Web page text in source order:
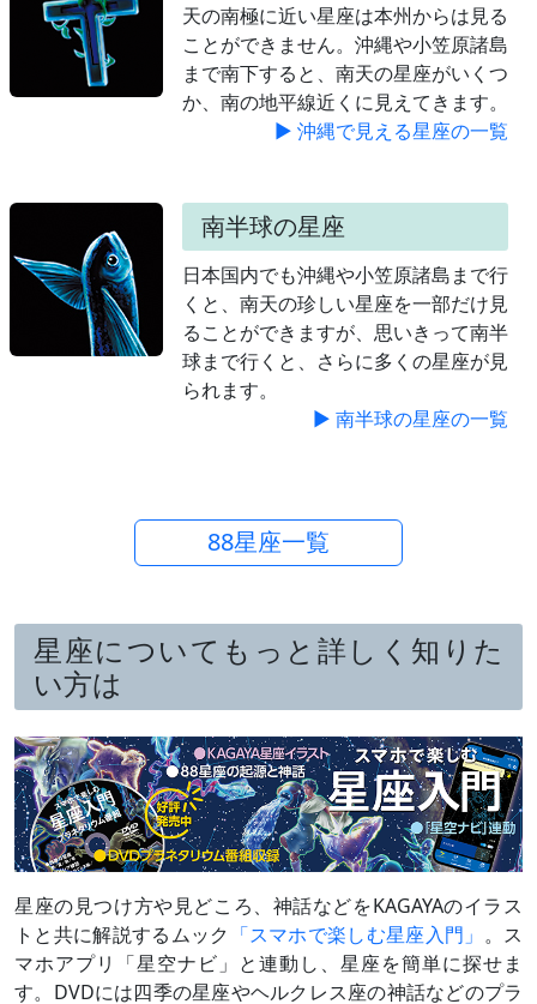
天の南極に近い星座は本州からは見る
ことができません。沖縄や小笠原諸島
まで南下すると、南天の星座がいくつ
か、南の地平線近くに見えてきます。
▶ 沖縄で見える星座の一覧
南半球の星座
日本国内でも沖縄や小笠原諸島まで行
くと、南天の珍しい星座を一部だけ見
ることができますが、思いきって南半
球まで行くと、さらに多くの星座が見
られます。
▶ 南半球の星座の一覧
88星座一覧
星座についてもっと詳しく知りた
い方は
星座の見つけ方や見どころ、神話などをKAGAYAのイラス
トと共に解説するムック 「スマホで楽しむ星座入門」 。ス
マホアプリ「星空ナビ」と連動し、星座を簡単に探せま
す。DVDには四季の星座やヘルクレス座の神話などのプラ